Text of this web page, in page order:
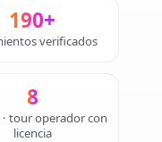
190+
verificados
8
tour operador con
licencia